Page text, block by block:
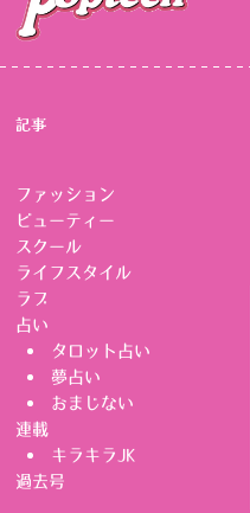
記事
ファッション
ビューティー
スクール
ライフスタイル
ラブ
占い
タロット占い
夢占い
おまじない
連載
キラキラJK
過去号